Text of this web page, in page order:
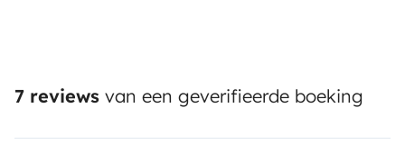
7 reviews van een geverifieerde boeking